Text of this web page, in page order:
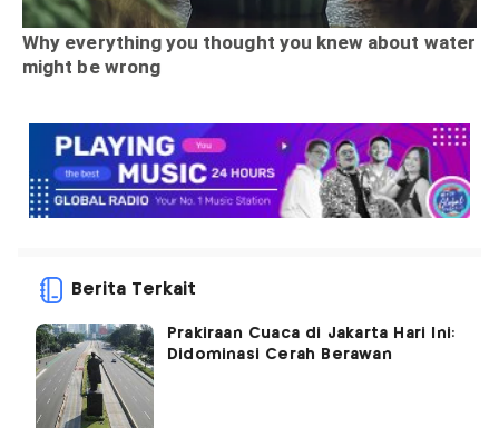
Berita Terkait
Prakiraan Cuaca di Jakarta Hari Ini:
Didominasi Cerah Berawan